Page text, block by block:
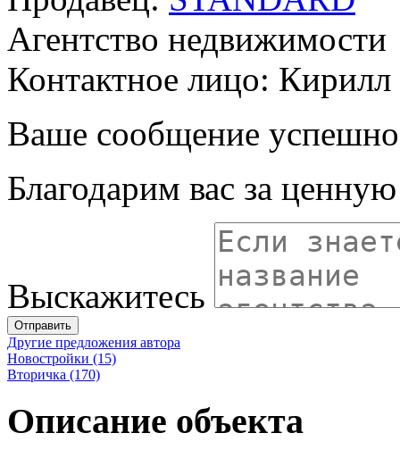
Агентство недвижимости
Контактное лицо: Кирилл
Ваше сообщение успешно
Благодарим вас за
Выскажитесь
Отправить
Другие предложения автора
Новостройки (15)
Вторичка (170)
Описание объекта